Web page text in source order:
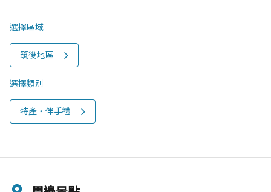
選擇區域
筑後地區
選擇類別
特產‧伴手禮